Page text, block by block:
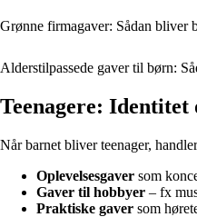
Grønne firmagaver: Sådan bliver
Alderstilpassede gaver til børn:
Teenagere: Identitet
Når barnet bliver teenager,
Oplevelsesgaver som
Gaver til hobbyer – fx
Praktiske gaver som